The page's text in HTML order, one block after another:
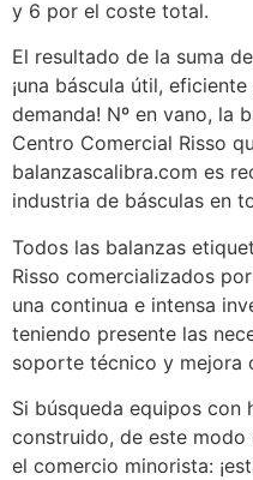
y 6 por el coste total.
El resultado de la suma
¡una báscula útil,
demanda! Nº en vano, la
Centro Comercial Risso
balanzascalibra.com es
industria de básculas en
Todos las balanzas
Risso comercializados
una continua e intensa
teniendo presente las
soporte técnico y mejora
Si búsqueda equipos con
construido, de este
el comercio minorista: